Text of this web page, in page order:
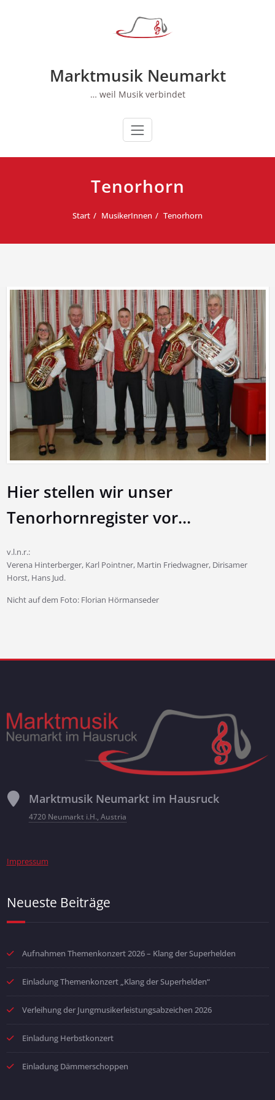
Marktmusik Neumarkt
… weil Musik verbindet
Tenorhorn
Start MusikerInnen Tenorhorn
Hier stellen wir unser
Tenorhornregister vor…
v.l.n.r.:
Verena Hinterberger, Karl Pointner, Martin Friedwagner, Dirisamer
Horst, Hans Jud.
Nicht auf dem Foto: Florian Hörmanseder
Marktmusik Neumarkt im Hausruck
4720 Neumarkt i.H., Austria
Impressum
Neueste Beiträge
Aufnahmen Themenkonzert 2026 – Klang der Superhelden
Einladung Themenkonzert „Klang der Superhelden“
Verleihung der Jungmusikerleistungsabzeichen 2026
Einladung Herbstkonzert
Einladung Dämmerschoppen